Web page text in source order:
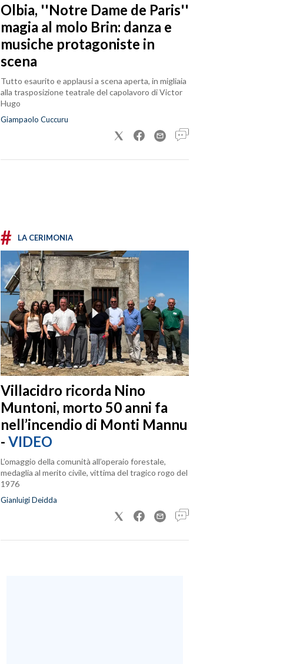
Olbia, ''Notre Dame de Paris''
magia al molo Brin: danza e
musiche protagoniste in
scena
Tutto esaurito e applausi a scena aperta, in migliaia
alla trasposizione teatrale del capolavoro di Victor
Hugo
Giampaolo Cuccuru
# LA CERIMONIA
Villacidro ricorda Nino
Muntoni, morto 50 anni fa
nell’incendio di Monti Mannu
- VIDEO
L’omaggio della comunità all’operaio forestale,
medaglia al merito civile, vittima del tragico rogo del
1976
Gianluigi Deidda